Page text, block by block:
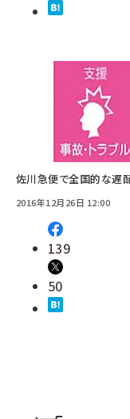
佐川急便で全国的な遅
2016年12月26日 12:00
139
50